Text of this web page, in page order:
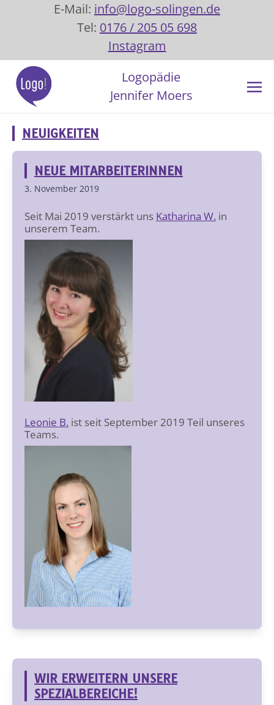
E-Mail: info@logo-solingen.de
Tel: 0176 / 205 05 698
Instagram
Logopädie
Jennifer Moers
NEUIGKEITEN
NEUE MITARBEITERINNEN
3. November 2019
Seit Mai 2019 verstärkt uns Katharina W. in
unserem Team.
Leonie B. ist seit September 2019 Teil unseres
Teams.
WIR ERWEITERN UNSERE
SPEZIALBEREICHE!